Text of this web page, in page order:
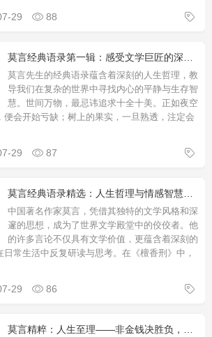
29 88
莫言先生的经典语录蕴含着深刻的人生哲理，教
导我们在复杂的世界中寻找内心的平静与生存智
慧。世间万物，最忌讳追求十全十美。正如夜空
便会开始亏缺；树上的果实，一旦熟透，注定会
29 87
中国著名作家莫言，凭借其独特的文学风格和深
邃的思想，成为了世界文学殿堂中的佼佼者。他
的许多言论不仅具有文学价值，更蕴含着深刻的
日常生活中反复研读与思考。在《檀香刑》中，
29 86